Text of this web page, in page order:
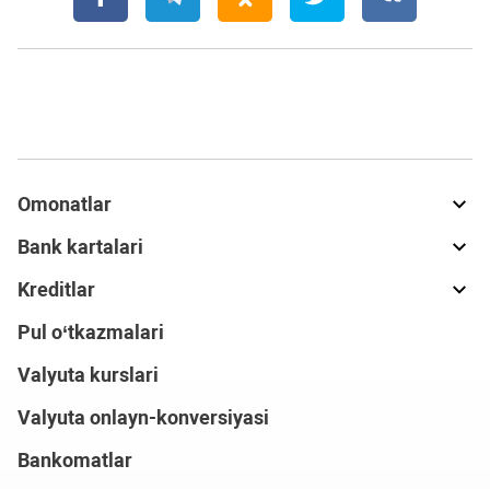
Omonatlar
Bank kartalari
Kreditlar
Pul o‘tkazmalari
Valyuta kurslari
Valyuta onlayn-konversiyasi
Bankomatlar